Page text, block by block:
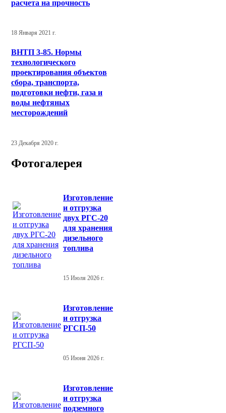
расчета на прочность
18 Января 2021 г.
ВНТП 3-85. Нормы
технологического
проектирования объектов
сбора, транспорта,
подготовки нефти, газа и
воды нефтяных
месторождений
23 Декабря 2020 г.
Фотогалерея
Изготовление
и отгрузка
двух РГС-20
для хранения
дизельного
топлива
15 Июля 2026 г.
Изготовление
и отгрузка
РГСП-50
05 Июня 2026 г.
Изготовление
и отгрузка
подземного